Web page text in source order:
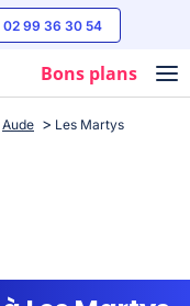
02 99 36 30 54
Bons plans
Aude Les Martys